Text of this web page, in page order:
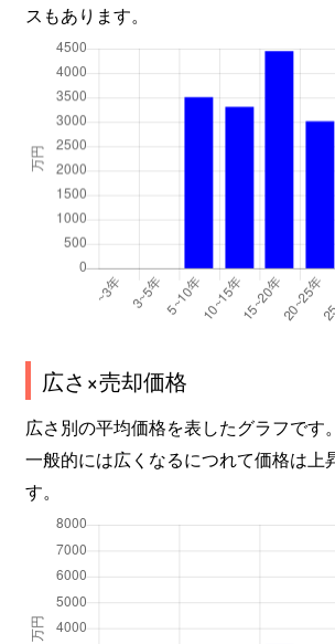
スもあります。
広さ×売却価格
広さ別の平均価格を表したグラフです。
一般的には広くなるにつれて価格は上
す。